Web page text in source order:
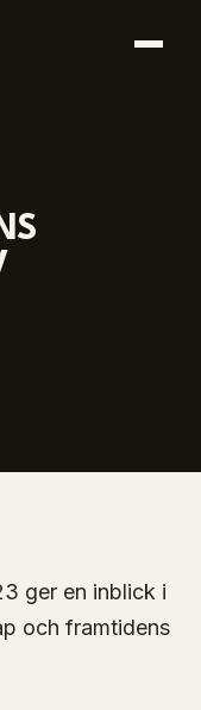
ger en inblick i
och framtidens